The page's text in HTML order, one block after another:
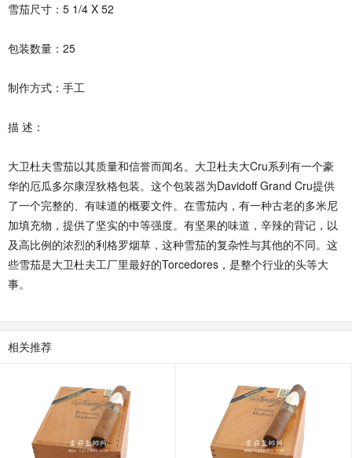
雪茄尺寸：5 1/4 X 52
包装数量：25
制作方式：手工
描 述：
大卫杜夫雪茄以其质量和信誉而闻名。大卫杜夫大Cru系列有一个豪
华的厄瓜多尔康涅狄格包装。这个包装器为Davidoff Grand Cru提供
了一个完整的、有味道的概要文件。在雪茄内，有一种古老的多米尼
加填充物，提供了坚实的中等强度。有坚果的味道，辛辣的背记，以
及高比例的浓烈的利格罗烟草，这种雪茄的复杂性与其他的不同。这
些雪茄是大卫杜夫工厂里最好的Torcedores，是整个行业的头等大
事。
相关推荐